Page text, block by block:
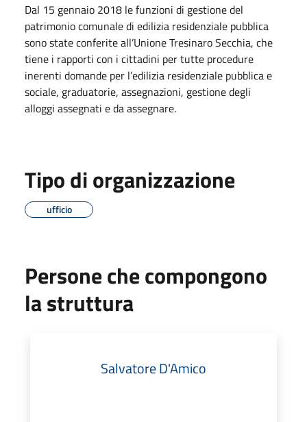
Dal 15 gennaio 2018 le funzioni di gestione del
patrimonio comunale di edilizia residenziale pubblica
sono state conferite all’Unione Tresinaro Secchia, che
tiene i rapporti con i cittadini per tutte procedure
inerenti domande per l’edilizia residenziale pubblica e
sociale, graduatorie, assegnazioni, gestione degli
alloggi assegnati e da assegnare.
Tipo di organizzazione
ufficio
Persone che compongono
la struttura
Salvatore D'Amico